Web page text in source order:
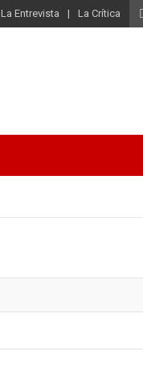
La Entrevista La Crítica